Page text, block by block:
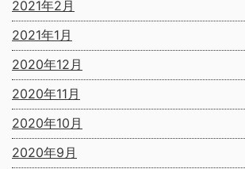
2021年2月
2021年1月
2020年12月
2020年11月
2020年10月
2020年9月